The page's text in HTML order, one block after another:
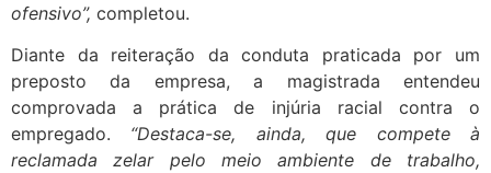
ofensivo”, completou.
Diante da reiteração da conduta praticada por um
preposto da empresa, a magistrada entendeu
comprovada a prática de injúria racial contra o
empregado. “Destaca-se, ainda, que compete à
reclamada zelar pelo meio ambiente de trabalho,